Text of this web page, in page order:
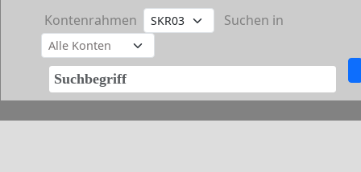
Kontenrahmen Suchen in